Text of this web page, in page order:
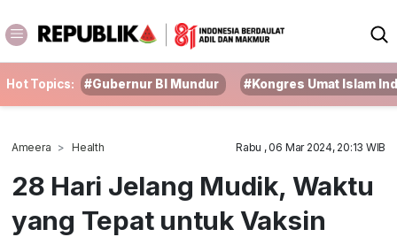
Hot Topics: #Gubernur BI Mundur #Kongres Umat Islam
Ameera Health Rabu , 06 Mar 2024, 20:13 WIB
28 Hari Jelang Mudik, Waktu
yang Tepat untuk Vaksin